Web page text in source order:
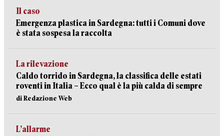
Il caso
Emergenza plastica in Sardegna: tutti i Comuni dove
è stata sospesa la raccolta
La rilevazione
Caldo torrido in Sardegna, la classifica delle estati
roventi in Italia – Ecco qual è la più calda di sempre
di Redazione Web
L’allarme